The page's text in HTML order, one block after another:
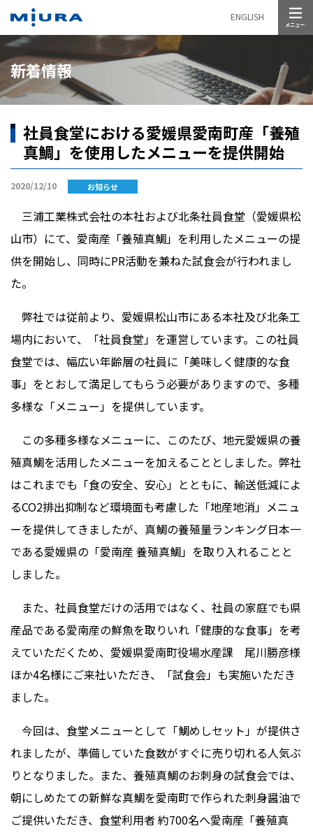
ENGLISH
新着情報
社員食堂における愛媛県愛南町産「養殖
真鯛」を使用したメニューを提供開始
2020/12/10 お知らせ
三浦工業株式会社の本社および北条社員食堂（愛媛県松
山市）にて、愛南産「養殖真鯛」を利用したメニューの提
供を開始し、同時にPR活動を兼ねた試食会が行われまし
た。
弊社では従前より、愛媛県松山市にある本社及び北条工
場内において、「社員食堂」を運営しています。この社員
食堂では、幅広い年齢層の社員に「美味しく健康的な食
事」をとおして満足してもらう必要がありますので、多種
多様な「メニュー」を提供しています。
この多種多様なメニューに、このたび、地元愛媛県の養
殖真鯛を活用したメニューを加えることとしました。弊社
はこれまでも「食の安全、安心」とともに、輸送低減によ
るCO2排出抑制など環境面も考慮した「地産地消」メニュ
ーを提供してきましたが、真鯛の養殖量ランキング日本一
である愛媛県の「愛南産 養殖真鯛」を取り入れることと
しました。
また、社員食堂だけの活用ではなく、社員の家庭でも県
産品である愛南産の鮮魚を取りいれ「健康的な食事」を考
えていただくため、愛媛県愛南町役場水産課 尾川勝彦様
ほか4名様にご来社いただき、「試食会」も実施いただき
ました。
今回は、食堂メニューとして「鯛めしセット」が提供さ
れましたが、準備していた食数がすぐに売り切れる人気ぶ
りとなりました。また、養殖真鯛のお刺身の試食会では、
朝にしめたての新鮮な真鯛を愛南町で作られた刺身醤油で
ご提供いただき、食堂利用者 約700名へ愛南産「養殖真